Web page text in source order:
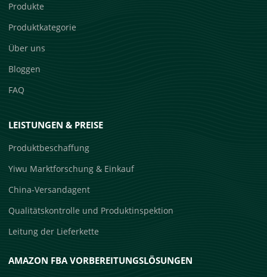
Produkte
Produktkategorie
Über uns
Bloggen
FAQ
LEISTUNGEN & PREISE
Produktbeschaffung
Yiwu Marktforschung & Einkauf
China-Versandagent
Qualitätskontrolle und Produktinspektion
Leitung der Lieferkette
AMAZON FBA VORBEREITUNGSLÖSUNGEN